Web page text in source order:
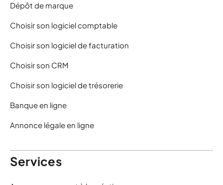
Dépôt de marque
Choisir son logiciel comptable
Choisir son logiciel de facturation
Choisir son CRM
Choisir son logiciel de trésorerie
Banque en ligne
Annonce légale en ligne
Services